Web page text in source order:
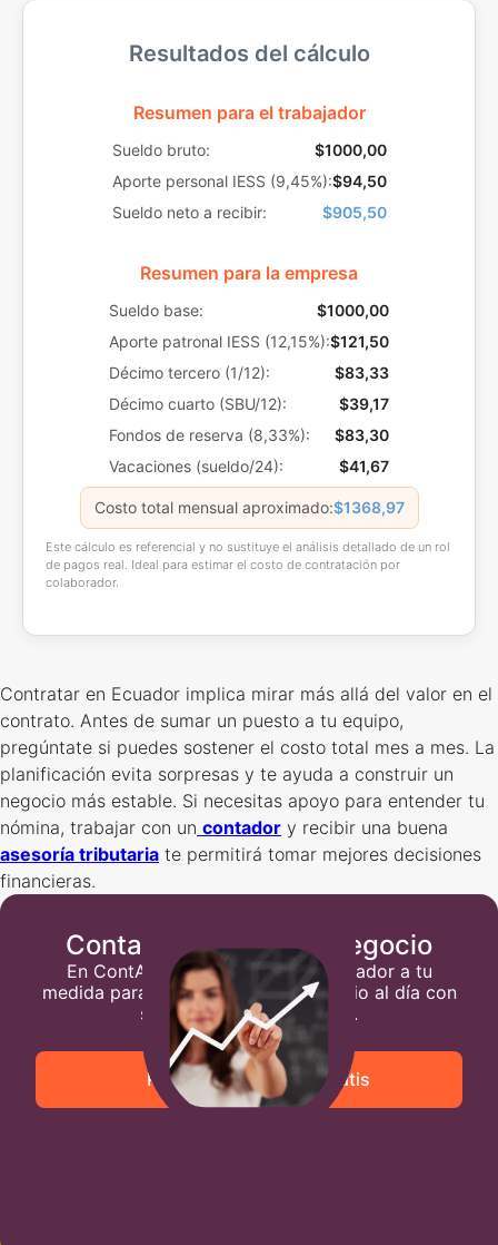
Resultados del cálculo
Resumen para el trabajador
Sueldo bruto:
$1000,00
Aporte personal IESS (9,45%):$94,50
Sueldo neto a recibir:
$905,50
Resumen para la empresa
Sueldo base:
$1000,00
Aporte patronal IESS (12,15%):$121,50
Décimo tercero (1/12):
$83,33
Décimo cuarto (SBU/12):
$39,17
Fondos de reserva (8,33%):
$83,30
Vacaciones (sueldo/24):
$41,67
Costo total mensual aproximado:$1368,97
Este cálculo es referencial y no sustituye el análisis detallado de un rol
de pagos real. Ideal para estimar el costo de contratación por
colaborador.
Contratar en Ecuador implica mirar más allá del valor en el
contrato. Antes de sumar un puesto a tu equipo,
pregúntate si puedes sostener el costo total mes a mes. La
planificación evita sorpresas y te ayuda a construir un
negocio más estable. Si necesitas apoyo para entender tu
nómina, trabajar con un contador y recibir una buena
asesoría tributaria te permitirá tomar mejores decisiones
financieras.
Contabilidad para tu negocio
En ContApp te asignamos un contador a tu
medida para que mantenga tu negocio al día con
sus declaraciones del SRI.
Recibe una asesoría gratis